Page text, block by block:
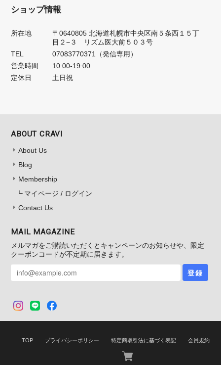
ショップ情報
所在地
〒0640805 北海道札幌市中央区南５条西１５丁
目２−３ リズム医大前５０３号
TEL
07083770371（発信専用）
営業時間
10:00-19:00
定休日
土日祝
ABOUT CRAVI
About Us
Blog
Membership
マイページ / ログイン
Contact Us
MAIL MAGAZINE
メルマガをご購読いただくとキャンペーンのお知らせや、限定
クーポンコードが不定期に届きます。
登録
TOP プライバシーポリシー 特定商取引法に基づく表記 会員規約